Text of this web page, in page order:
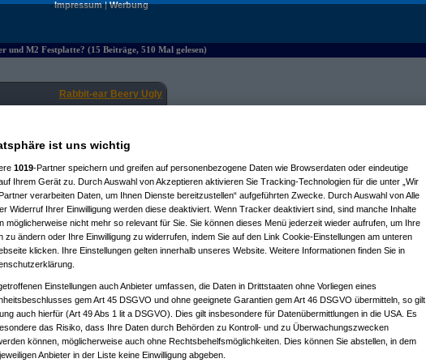
Impressum|Werbung
und M2 Festplatte? (15 Beiträge, 510 Mal gelesen)
Rabbit-ear Beery Ugly
01.06.2026, 16:20:09
creative=22662&
th=1
ist uns wichtig
1019-Partner speichern und greifen auf personenbezogene Daten wie Browserdaten oder eindeutige
Ihrem Gerät zu. Durch Auswahl von Akzeptieren aktivieren Sie Tracking-Technologien für die unter „Wir
verarbeiten Daten, um Ihnen Dienste bereitzustellen“ aufgeführten Zwecke. Durch Auswahl von Alle
Widerruf Ihrer Einwilligung werden diese deaktiviert. Wenn Tracker deaktiviert sind, sind manche Inhalte
möglicherweise nicht mehr so relevant für Sie. Sie können dieses Menü jederzeit wieder aufrufen, um Ihre
zu ändern oder Ihre Einwilligung zu widerrufen, indem Sie auf den Link Cookie-Einstellungen am unteren
klicken. Ihre Einstellungen gelten innerhalb unseres Website. Weitere Informationen finden Sie in
Einstellungen auch Anbieter umfassen, die Daten in Drittstaaten ohne Vorliegen eines
gem Art 45 DSGVO und ohne geeignete Garantien gem Art 46 DSGVO übermitteln, so gilt
auch hierfür (Art 49 Abs 1 lit a DSGVO). Dies gilt insbesondere für Datenübermittlungen in die USA. Es
das Risiko, dass Ihre Daten durch Behörden zu Kontroll- und zu Überwachungszwecken
können, möglicherweise auch ohne Rechtsbehelfsmöglichkeiten. Dies können Sie abstellen, in dem
Anbieter in der Liste keine Einwilligung abgeben.